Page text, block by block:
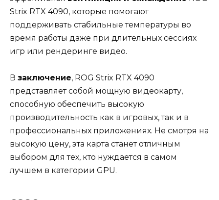
Strix RTX 4090, которые помогают
поддерживать стабильные температуры во
время работы даже при длительных сессиях
игр или рендеринге видео.
В заключение, ROG Strix RTX 4090
представляет собой мощную видеокарту,
способную обеспечить высокую
производительность как в игровых, так и в
профессиональных приложениях. Не смотря на
высокую цену, эта карта станет отличным
выбором для тех, кто нуждается в самом
лучшем в категории GPU.